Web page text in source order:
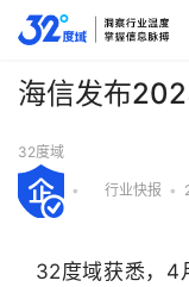
海信发布
32度域
• 行业快报 •
32度域获悉，4